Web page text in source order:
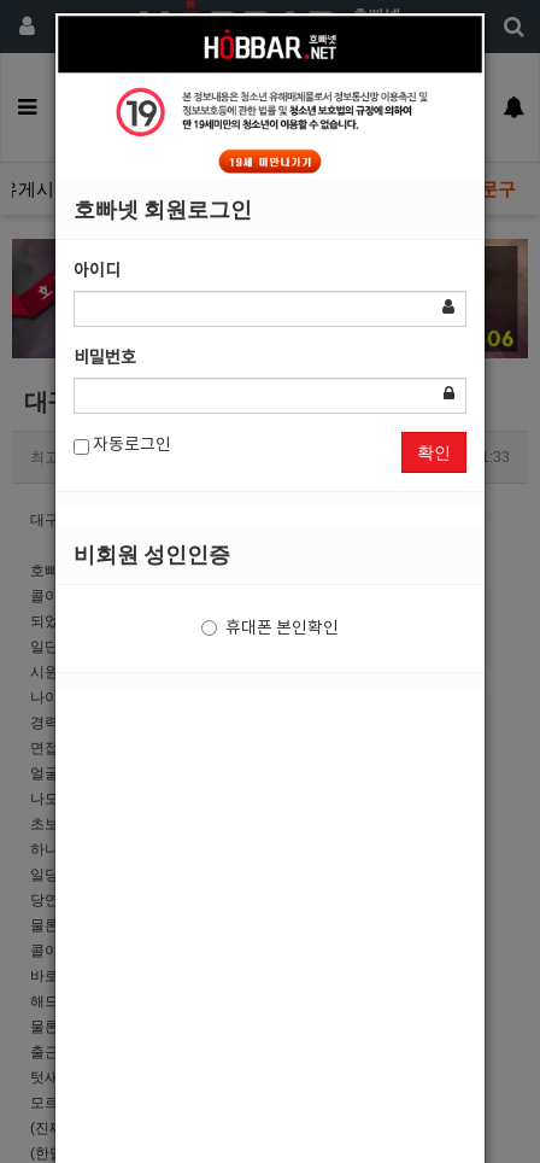
광고안내 이력서등록
게시판 호빠넷 문구
대구 남자도우미 선수모집 투썸
최고관리자 2018.12.13 11:33
대구 남자도우미 선수모집 투썸
호빠&선수의 계절 ~
콜이 많은 관계로 이렇게 광고를 올리게
되었습니다.
일단 가장 걱정되고 궁금한점 ~
시원하게 해결해 드립니당 ~
나이 20살 ~ 30 대까지 키 170 이상이면 가능해요,
경력자.초보 대환영!!!!
면접시 민증 챙겨오세요(싸이패스 확인합니다.)
얼굴이 못생겨도 끼가 있다면 가능 ~ 지금 혹시
나도 가능할까?? 하시는분들 연락부터 줘요~
초보자 분들 대구에서 10년일한 부장&사장이 친절히
하나하나 가르쳐 줘요!!( 미성년자 사절 )
일당 급여는 시간당 30000 원이구요
당연 당일지급 이구요 ~
물론 같이 먹고살자고 하는건데 돈 가지고 장난 안쳐요~
콜이 많아 바쁠시 일이끝나셔도 기다리실필요 없이
바로 다음 초이스 가능하시게 택시로 이동가능하게
해드립니다.
물론 택시비 100% 지원해드립니다.
출근하셔서 퇴근까지 자기부담금 1도 없어요
텃새 ?? 그런거 느낄새도 없이 바쁘고 텃새를 부릴줄
모르는 바보 들뿐입니다
(진짜 바보 아니에요~그만큼 착하다는거죠~)
(한달에 1번은 회식.단합회.야유회.휴가. 등등
호빠넷 회원로그인
아이디
비밀번호
자동로그인 확인
비회원 성인인증
휴대폰 본인확인